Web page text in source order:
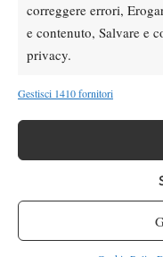
correggere errori,
e contenuto, Salvare e
privacy.
Gestisci 1410 fornitori
Testata giornalistica
10268 del 15/09/2025
Direttore Responsabile:
HOME
WTA
CHALLENGER